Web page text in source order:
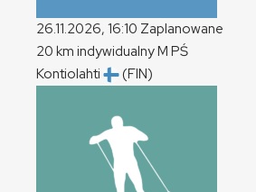
26.11.2026, 16:10 Zaplanowane
20 km indywidualnyM PŚ
Kontiolahti
(FIN)